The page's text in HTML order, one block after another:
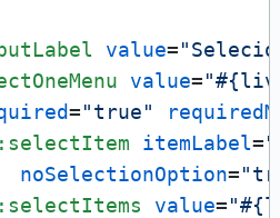
value=
value=
="true"
itemLabel=
noSelectionOption=
value=